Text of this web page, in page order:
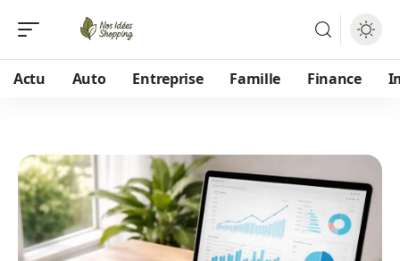
Actu Auto Entreprise Famille Finance